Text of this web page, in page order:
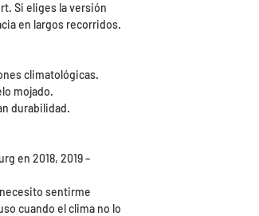
Si eliges la versión
en largos recorridos.
climatológicas.
mojado.
durabilidad.
en 2018, 2019 –
sentirme
cuando el clima no lo